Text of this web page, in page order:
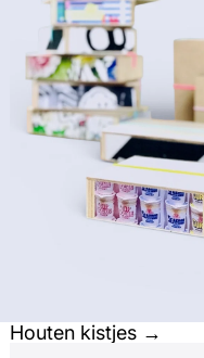
Houten kistjes →